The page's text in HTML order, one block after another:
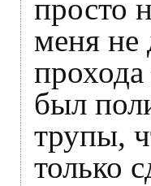
просто
меня не
был
трупы,
только